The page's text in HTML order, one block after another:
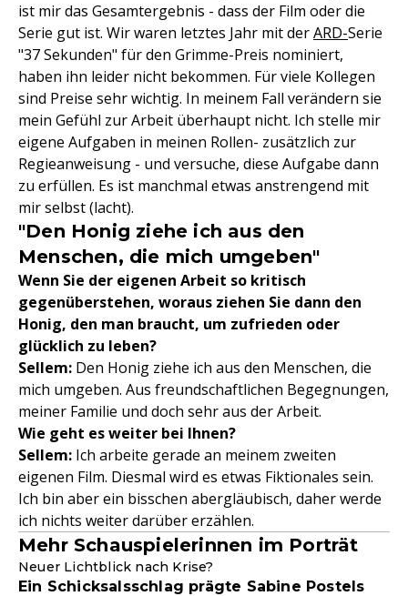
ist mir das Gesamtergebnis - dass der Film oder die
Serie gut ist. Wir waren letztes Jahr mit derARD-Serie
"37 Sekunden" für den Grimme-Preis nominiert,
haben ihn leider nicht bekommen. Für viele Kollegen
sind Preise sehr wichtig. In meinem Fall verändern sie
mein Gefühl zur Arbeit überhaupt nicht. Ich stelle mir
eigene Aufgaben in meinen Rollen- zusätzlich zur
Regieanweisung - und versuche, diese Aufgabe dann
zu erfüllen. Es ist manchmal etwas anstrengend mit
mir selbst (lacht).
"Den Honig ziehe ich aus den
Menschen, die mich umgeben"
Wenn Sie der eigenen Arbeit so kritisch
gegenüberstehen, woraus ziehen Sie dann den
Honig, den man braucht, um zufrieden oder
glücklich zu leben?
Sellem: Den Honig ziehe ich aus den Menschen, die
mich umgeben. Aus freundschaftlichen Begegnungen,
meiner Familie und doch sehr aus der Arbeit.
Wie geht es weiter bei Ihnen?
Sellem: Ich arbeite gerade an meinem zweiten
eigenen Film. Diesmal wird es etwas Fiktionales sein.
Ich bin aber ein bisschen abergläubisch, daher werde
ich nichts weiter darüber erzählen.
Mehr Schauspielerinnen im Porträt
Neuer Lichtblick nach Krise?
Ein Schicksalsschlag prägte Sabine Postels